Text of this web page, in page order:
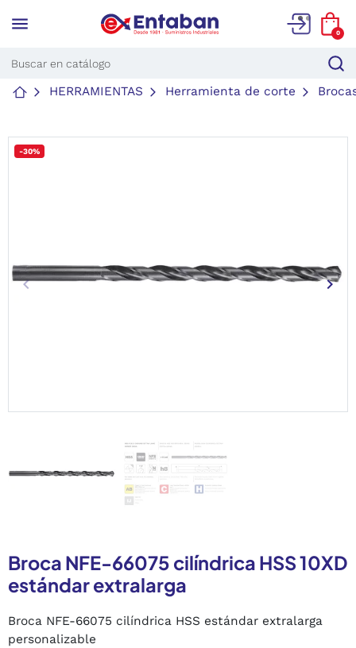
menu 0
HERRAMIENTAS Herramienta de corte
-30%
Anterior
keyboard_arrow_left keyboard_arrow_right
Broca NFE-66075 cilíndrica HSS 10XD
estándar extralarga
Broca NFE-66075 cilíndrica HSS estándar extralarga
personalizable